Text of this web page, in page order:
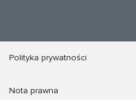
Polityka prywatności
Nota prawna